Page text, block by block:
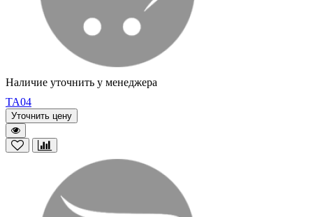
Наличие уточнить у менеджера
TA04
Уточнить цену